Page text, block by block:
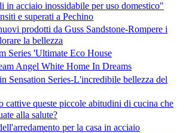
in acciaio inossidabile per uso domestico"
e superati a Pechino
prodotti da Guss Sandstone-Rompere i
la bellezza
Series 'Ultimate Eco House
Angel White Home In Dreams
Sensation Series-L'incredibile bellezza del
cattive queste piccole abitudini di cucina che
alla salute?
per la casa in acciaio